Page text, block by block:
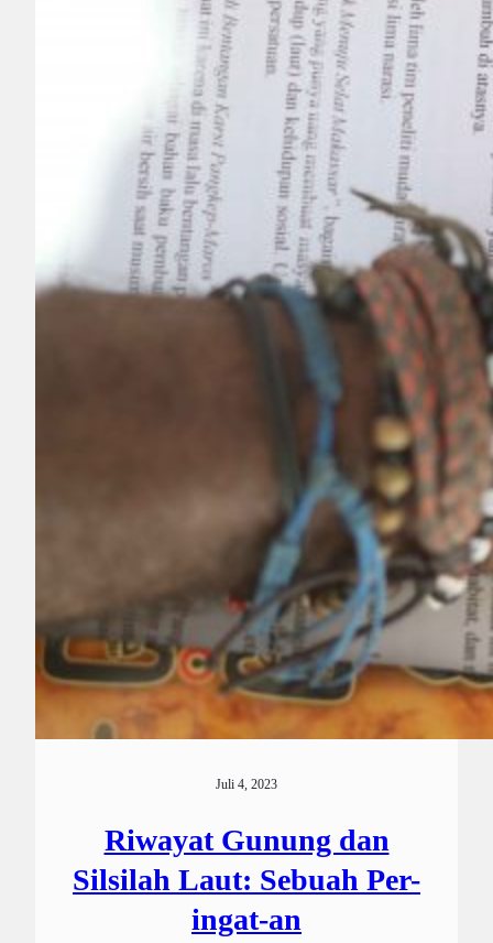
Juli 4, 2023
Riwayat Gunung dan
Silsilah Laut: Sebuah Per-
ingat-an